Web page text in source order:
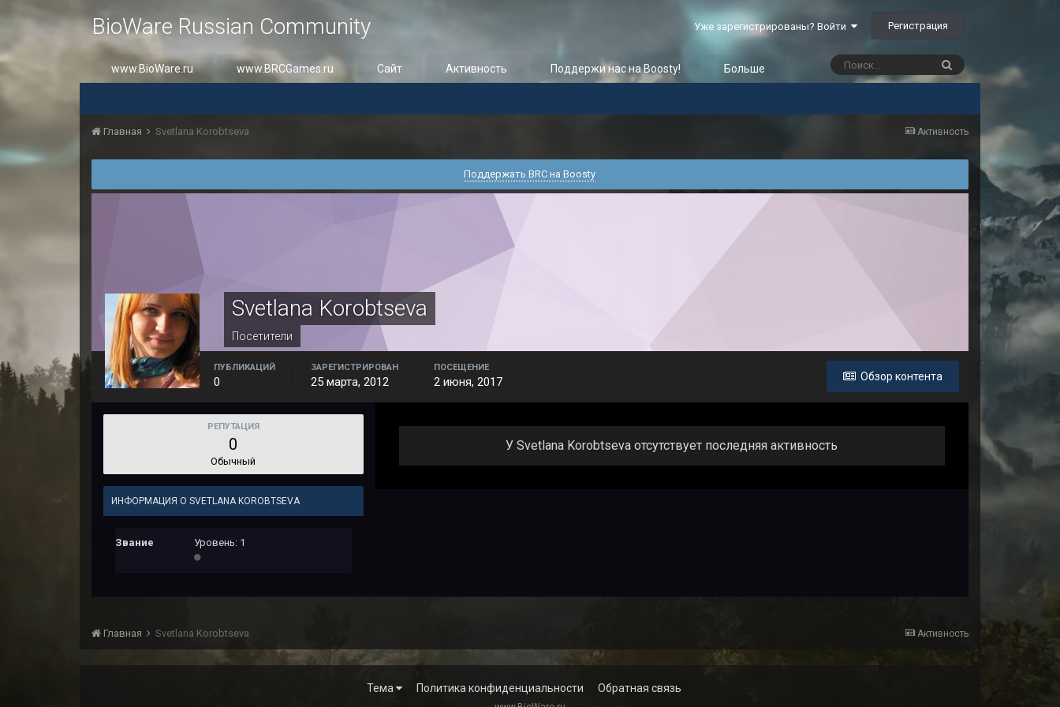
BioWare Russian Community Уже зарегистрированы? Войти Регистрация
www.BioWare.ru www.BRCGames.ru Сайт Активность Поддержи нас на Boosty! Больше
Активность
Главная Svetlana Korobtseva
Поддержать BRC на Boosty
Svetlana Korobtseva
Посетители
Обзор контента
ПУБЛИКАЦИЙ
0
ЗАРЕГИСТРИРОВАН
25 марта, 2012
ПОСЕЩЕНИЕ
2 июня, 2017
РЕПУТАЦИЯ
0
Обычный
ИНФОРМАЦИЯ О SVETLANA KOROBTSEVA
Звание Уровень: 1
У Svetlana Korobtseva отсутствует последняя активность
Активность
Главная Svetlana Korobtseva
Тема Политика конфиденциальности Обратная связь